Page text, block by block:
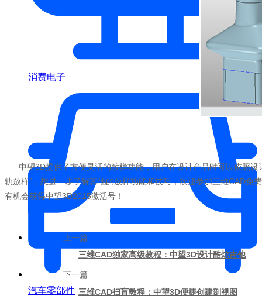
消费电子
汽车零部件
中望3D提供了方便灵活的放样功能，用户在设计产品时可以依照
轨放样”，想进一步了解其他的放样功能和技巧，欢迎参加三维CAD
有机会获得中望3D2015激活号！
上一篇
三维CAD独家高级教程：中望3D设计酷炫吉他
下一篇
三维CAD扫盲教程：中望3D便捷创建剖视图